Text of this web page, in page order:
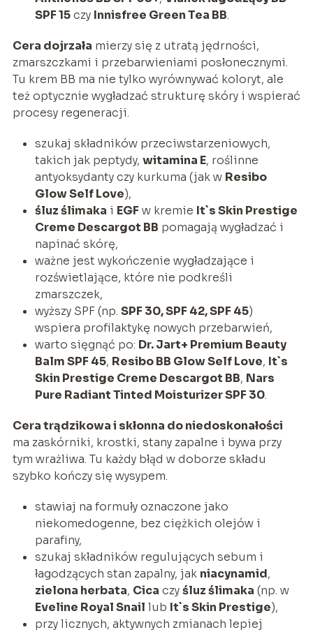
SPF 15czy Innisfree Green Tea BB.
Cera dojrzała mierzy się z utratą jędrności,
zmarszczkami i przebarwieniami posłonecznymi.
Tu krem BB ma nie tylko wyrównywać koloryt, ale
też optycznie wygładzać strukturę skóry i wspierać
procesy regeneracji.
szukaj składników przeciwstarzeniowych,
takich jak peptydy, witamina E, roślinne
antyoksydanty czy kurkuma (jak w Resibo
Glow Self Love),
śluz ślimaka i EGF w kremie It`s Skin Prestige
Creme Descargot BB pomagają wygładzać i
napinać skórę,
ważne jest wykończenie wygładzające i
rozświetlające, które nie podkreśli
zmarszczek,
wyższy SPF (np. SPF 30, SPF 42, SPF 45)
wspiera profilaktykę nowych przebarwień,
warto sięgnąć po: Dr. Jart+ Premium Beauty
Balm SPF 45, Resibo BB Glow Self Love, It`s
Skin Prestige Creme Descargot BB, Nars
Pure Radiant Tinted Moisturizer SPF 30.
Cera trądzikowa i skłonna do niedoskonałości
ma zaskórniki, krostki, stany zapalne i bywa przy
tym wrażliwa. Tu każdy błąd w doborze składu
szybko kończy się wysypem.
stawiaj na formuły oznaczone jako
niekomedogenne, bez ciężkich olejów i
parafiny,
szukaj składników regulujących sebum i
łagodzących stan zapalny, jak niacynamid,
zielona herbata, Cica czyśluz ślimaka (np. w
Eveline Royal Snail lub It`s Skin Prestige),
przy licznych, aktywnych zmianach lepiej